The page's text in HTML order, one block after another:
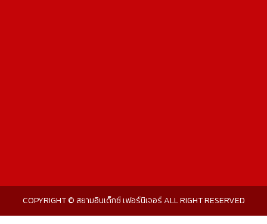
COPYRIGHT © สยามอินเด็กซ์ เฟอร์นิเจอร์ ALL RIGHT RESERVED